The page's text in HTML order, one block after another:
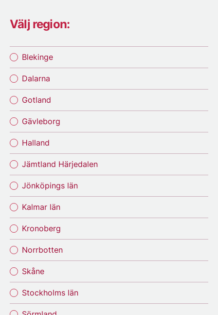
Välj region:
Blekinge
Dalarna
Gotland
Gävleborg
Halland
Jämtland Härjedalen
Jönköpings län
Kalmar län
Kronoberg
Norrbotten
Skåne
Stockholms län